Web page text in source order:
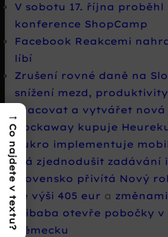
V sobotu 17. října
konference ShopCamp
Facebook Reakcemi
líbí
Zrušení rovné daně na
snížení mezd,
pracovat a vytvářet
Rockaway kupuje
Aukro implementuje
má zjednodušit zadávání
Slovensko přivítá Nový
ve výši 405 eur a
Alibaba otevře pobočky
Německu
→
Co najdete v textu?